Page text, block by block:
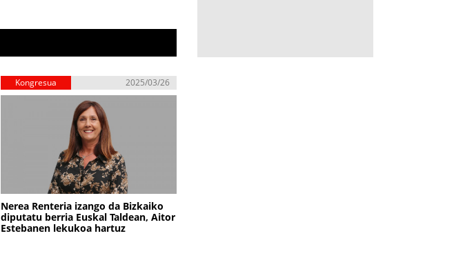
Kongresua 2025/03/26
Nerea Renteria izango da Bizkaiko
diputatu berria Euskal Taldean, Aitor
Estebanen lekukoa hartuz